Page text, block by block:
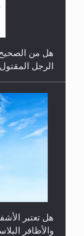
هل من الصحيح
الرجل
هل تعتبر
والأظافر